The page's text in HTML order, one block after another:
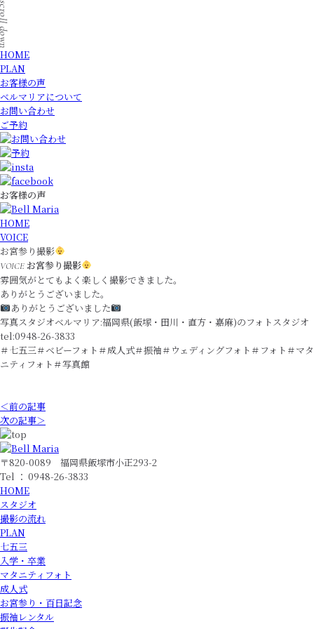
HOME
PLAN
お客様の声
ベルマリアについて
お問い合わせ
ご予約
お客様の声
HOME
VOICE
お宮参り撮影
VOICEお宮参り撮影
雰囲気がとてもよく楽しく撮影できました。
ありがとうございました。
ありがとうございました
写真スタジオベルマリア:福岡県(飯塚・田川・直方・嘉麻)のフォトスタジオ
tel:0948-26-3833
＃七五三＃ベビーフォト＃成人式＃振袖＃ウェディングフォト＃フォト＃マタ
ニティフォト＃写真館
＜前の記事
次の記事＞
〒820-0089 福岡県飯塚市小正293-2
Tel ： 0948-26-3833
HOME
スタジオ
撮影の流れ
PLAN
七五三
入学・卒業
マタニティフォト
成人式
お宮参り・百日記念
振袖レンタル